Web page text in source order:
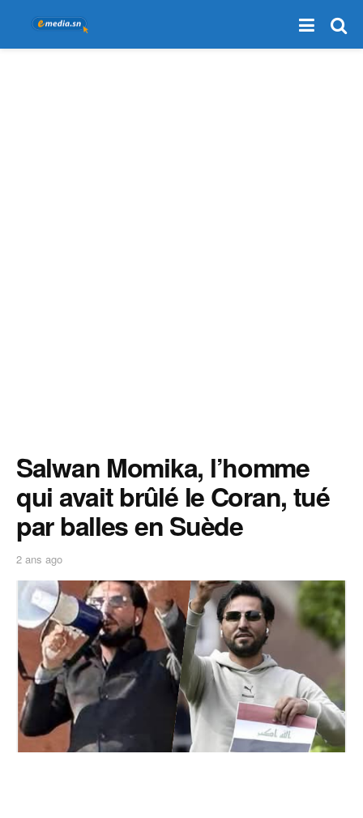
Salwan Momika, l’homme
qui avait brûlé le Coran, tué
par balles en Suède
2 ans ago